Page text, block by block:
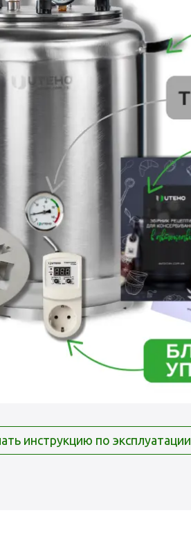
инструкцию по эксплуатации